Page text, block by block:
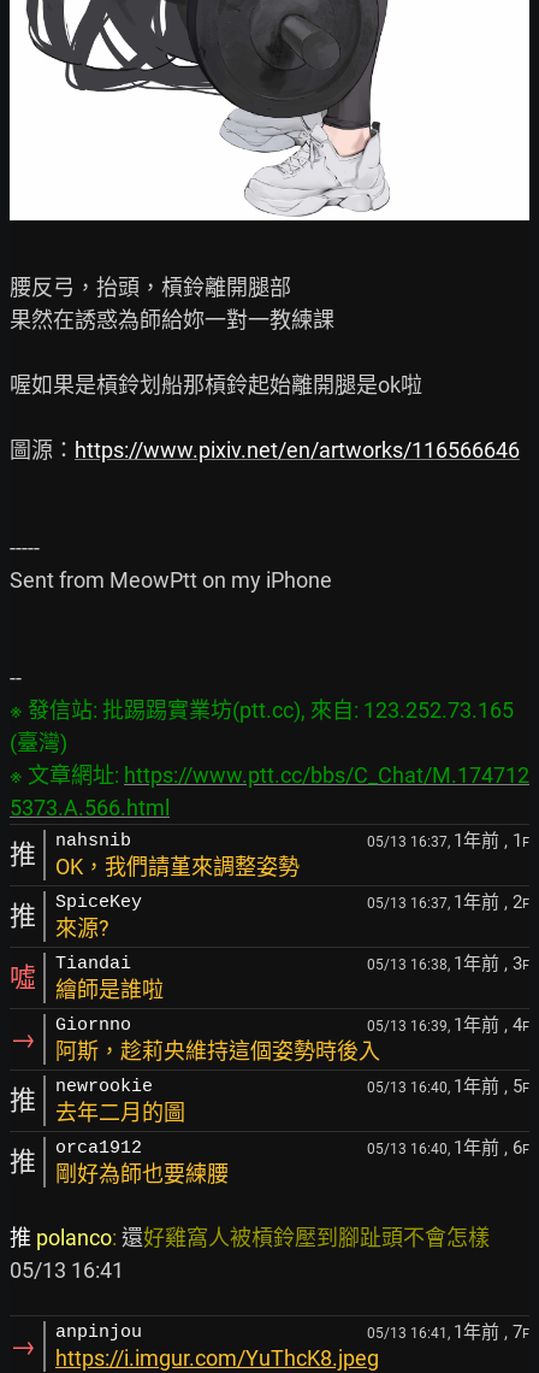
腰反弓，抬頭，槓鈴離開腿部
果然在誘惑為師給妳一對一教練課
喔如果是槓鈴划船那槓鈴起始離開腿是ok啦
圖源： https://www.pixiv.net/en/artworks/116566646
-----
Sent from MeowPtt on my iPhone
※ 發信站: 批踢踢實業坊(ptt.cc), 來自: 123.252.73.165
(臺灣)
※ 文章網址: https://www.ptt.cc/bbs/C_Chat/M.174712
5373.A.566.html
推 nahsnib 05/13 16:37, 1年前 , 1 F
OK，我們請堇來調整姿勢
推 SpiceKey 05/13 16:37, 1年前 , 2F
來源?
噓 Tiandai 05/13 16:38, 1年前 , 3F
繪師是誰啦
→ Giornno 05/13 16:39, 1年前 , 4F
阿斯，趁莉央維持這個姿勢時後入
推 newrookie 05/13 16:40, 1年前 , 5F
去年二月的圖
推 orca1912 05/13 16:40, 1年前 , 6F
剛好為師也要練腰
推 polanco: 還
→ anpinjou 05/13 16:41, 1年前 , 7F
https://i.imgur.com/YuThcK8.jpeg